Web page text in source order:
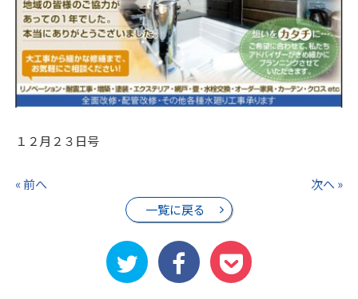
１２月２３日号
« 前へ
一覧に戻る
次へ »